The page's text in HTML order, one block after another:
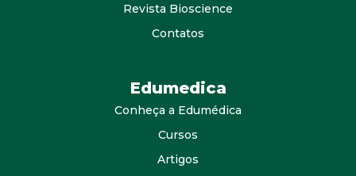
Revista Bioscience
Contatos
Edumedica
Conheça a Edumédica
Cursos
Artigos